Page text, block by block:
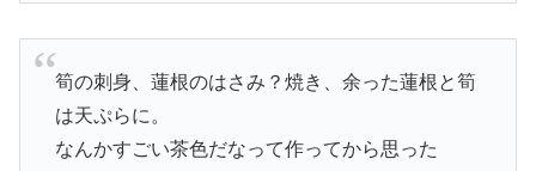
筍の刺身、蓮根のはさみ？焼き、余った蓮根と筍
は天ぷらに。
なんかすごい茶色だなって作ってから思った